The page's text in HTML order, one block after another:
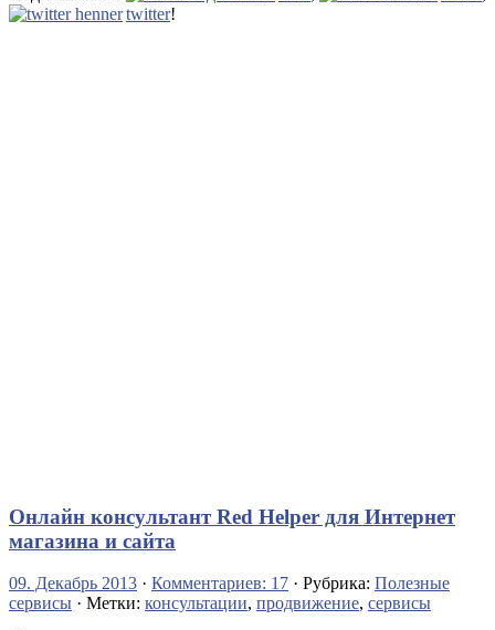
twitter!
Онлайн консультант Red Helper для Интернет
магазина и сайта
09. Декабрь 2013 · Комментариев: 17 · Рубрика: Полезные
сервисы · Метки: консультации, продвижение, сервисы